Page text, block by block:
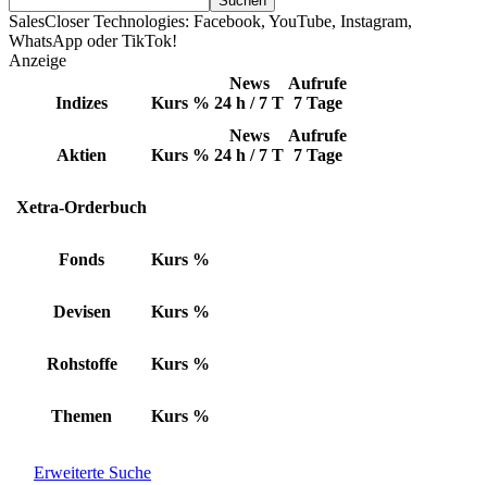
SalesCloser Technologies: Facebook, YouTube, Instagram,
WhatsApp oder TikTok!
Anzeige
Indizes Kurs %
News
24 h / 7 T
Aufrufe
7 Tage
Aktien Kurs %
News
24 h / 7 T
Aufrufe
7 Tage
Xetra-Orderbuch
Fonds Kurs %
Devisen Kurs %
Rohstoffe Kurs %
Themen Kurs %
Erweiterte Suche